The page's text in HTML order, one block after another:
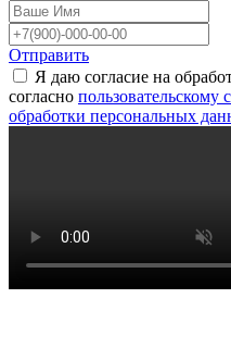
Отправить
Я даю согласие на
согласно пользовательскому
обработки персональных